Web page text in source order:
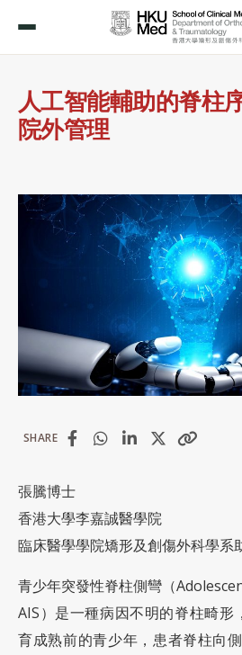
人工智能輔助的脊柱
院外管理
SHARE
張騰博士
香港大學李嘉誠醫學院
臨床醫學學院矯形及創傷外科學系
青少年突發性脊柱側彎（
AIS）是一種病因不明的脊柱畸形
育成熟前的青少年，患者脊柱向